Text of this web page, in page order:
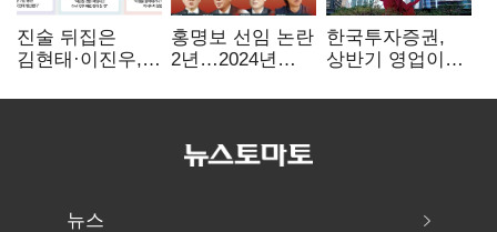
진술 뒤집은
김현태·이진우,
헌신"…법정서
홍명보 선임 논란
2년…2024년
압색까지
한국투자증권,
상반기 영업이익
전년비 89.1%↑
뉴스